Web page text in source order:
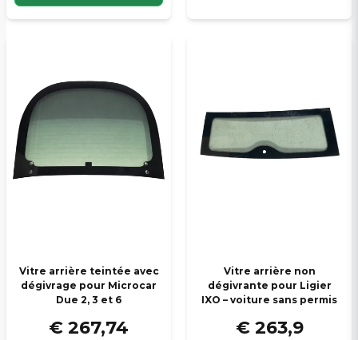
Vitre arrière teintée avec
dégivrage pour Microcar
Due 2, 3 et 6
€ 267,74
Vitre arrière non
dégivrante pour Ligier
IXO – voiture sans permis
€ 263,9